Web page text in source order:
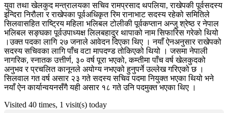
युवा तथा खेलकुद मन्त्रालयका सचिव रामप्रसाद थपलिया, राखेपकी पूर्वसदस्य
इन्दिरा निरौला र राखेपका पूर्वअधिकृत रिम रानाभाट सदस्य रहेको समितिले
सिलवासहित राष्ट्रिय महिला भलिबल टोलीकी पूर्वकप्तान अन्जु श्रेष्ठ र नेपाल
भलिबल सङ्घका पूर्वउपाध्यक्ष लिलबहादुर थापाको नाम सिफारिस गरेको थियो
।उक्त पदका लागि २७ जनाले आवेदन दिएका थिए । नयाँ ऐनअनुसार राखेपको
सदस्य सचिवका लागि पाँच वटा मापदण्ड तोकिएको थियो । जसमा नेपाली
नागरिक, स्नातक उत्तीर्ण, ३० वर्ष पूरा भएको, कम्तीमा पाँच वर्ष खेलकुदको
अनुभव र प्रचलित कानूनले अयोग्य नभएको हुनुपर्ने उल्लेख गरिएको छ ।
सिलवाल गत वर्ष असार २३ गते सदस्य सचिव पदमा नियुक्त भएका थियो भने
नयाँ ऐन कार्यान्वयनसँगै यही असार १८ गते उनि पदमुक्त भएका थिए ।
Visited 40 times, 1 visit(s) today